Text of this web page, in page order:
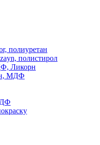
полиуретан
полистирол
Ликорн
МДФ